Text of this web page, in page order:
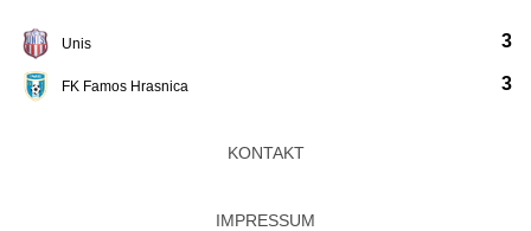
Unis
FK Famos Hrasnica
3
3
KONTAKT
IMPRESSUM